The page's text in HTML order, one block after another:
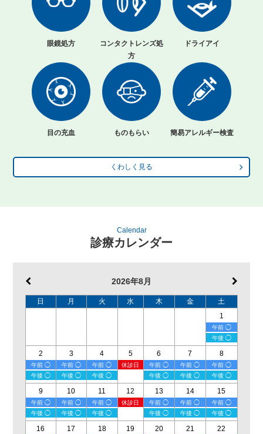
眼鏡処方
コンタクトレンズ処
方
ドライアイ
目の充血 ものもらい 簡易アレルギー検査
くわしく見る
Calendar
診療カレンダー
2026年8月
日 月 火 水 木 金
土
1
午前 ◯
午後 ◯
2
午前 ◯
午後 ◯
3
午前 ◯
午後 ◯
4
午前 ◯
午後 ◯
5
休診日
6
午前 ◯
午後 ◯
7
午前 ◯
午後 ◯
8
午前 ◯
午後 ◯
9
午前 ◯
午後 ◯
10
午前 ◯
午後 ◯
11
午前 ◯
午後 ◯
12
休診日
13
午前 ◯
午後 ◯
14
午前 ◯
午後 ◯
15
午前 ◯
午後 ◯
16 17 18 19 20 21 22